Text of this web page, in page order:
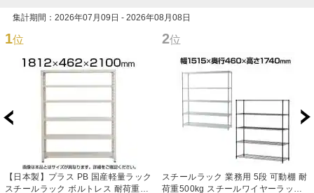
集計期間：2026年07月09日 - 2026年08月08日
1位
【日本製】プラス PB 国産軽量ラック
スチールラック ボルトレス 耐荷重
2位
スチールラック 業務用 5段 可動棚 耐
荷重500kg スチールワイヤーラック